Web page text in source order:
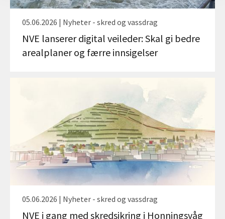
05.06.2026 | Nyheter - skred og vassdrag
NVE lanserer digital veileder: Skal gi bedre
arealplaner og færre innsigelser
05.06.2026 | Nyheter - skred og vassdrag
NVE i gang med skredsikring i Honningsvåg